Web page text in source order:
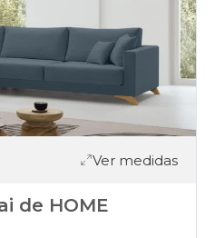
Ver medidas
de HOME